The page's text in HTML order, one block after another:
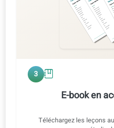
Écoutez à vitesse